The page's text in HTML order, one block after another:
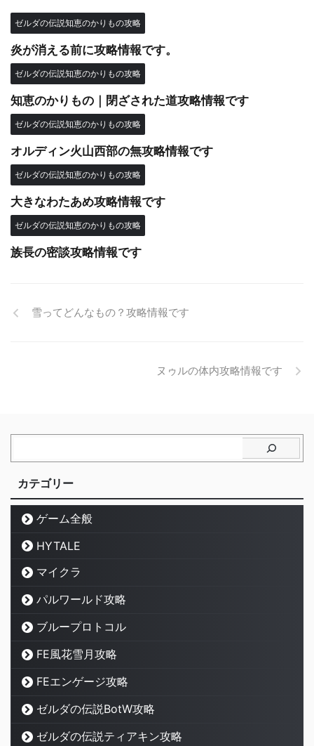
ゼルダの伝説知恵のかりもの攻略
炎が消える前に攻略情報です。
ゼルダの伝説知恵のかりもの攻略
知恵のかりもの｜閉ざされた道攻略情報です
ゼルダの伝説知恵のかりもの攻略
オルディン火山西部の無攻略情報です
ゼルダの伝説知恵のかりもの攻略
大きなわたあめ攻略情報です
ゼルダの伝説知恵のかりもの攻略
族長の密談攻略情報です
雪ってどんなもの？攻略情報です
ヌゥルの体内攻略情報です
カテゴリー
ゲーム全般
HYTALE
マイクラ
パルワールド攻略
ブループロトコル
FE風花雪月攻略
FEエンゲージ攻略
ゼルダの伝説BotW攻略
ゼルダの伝説ティアキン攻略